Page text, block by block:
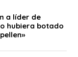
a líder de
hubiera botado